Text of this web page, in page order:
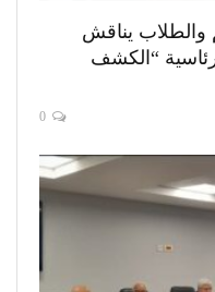
والطلاب يناقش
“الكشف